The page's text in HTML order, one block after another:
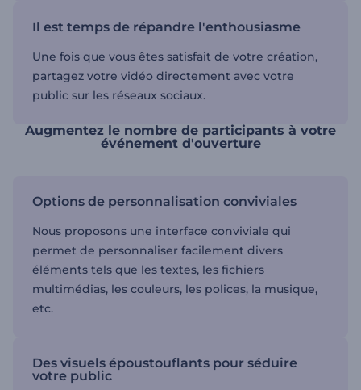
Il est temps de répandre l'enthousiasme
Une fois que vous êtes satisfait de votre création,
partagez votre vidéo directement avec votre
public sur les réseaux sociaux.
Augmentez le nombre de participants à votre
événement d'ouverture
Options de personnalisation conviviales
Nous proposons une interface conviviale qui
permet de personnaliser facilement divers
éléments tels que les textes, les fichiers
multimédias, les couleurs, les polices, la musique,
etc.
Des visuels époustouflants pour séduire
votre public